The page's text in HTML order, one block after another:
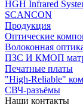
HGH Infrared
SCANCON
Продукция
Оптические
Волоконная
ПЗС И КМОП
Печатные платы
"High-Reliable"
СВЧ-разъёмы
Наши контакты